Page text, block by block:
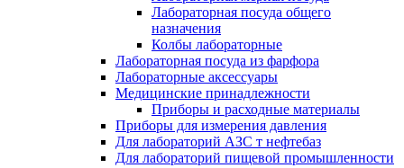
Лабораторная посуда общего
назначения
Колбы лабораторные
Лабораторная посуда из фарфора
Лабораторные аксессуары
Медицинские принадлежности
Приборы и расходные материалы
Приборы для измерения давления
Для лабораторий АЗС т нефтебаз
Для лабораторий пищевой промышленности